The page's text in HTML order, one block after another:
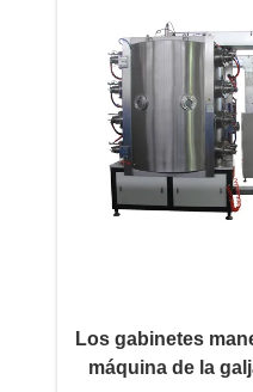
Los gabinetes
máquina de la